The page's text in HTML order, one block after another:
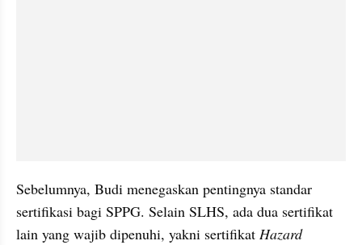
Sebelumnya, Budi menegaskan pentingnya standar
sertifikasi bagi SPPG. Selain SLHS, ada dua sertifikat
lain yang wajib dipenuhi, yakni sertifikat Hazard